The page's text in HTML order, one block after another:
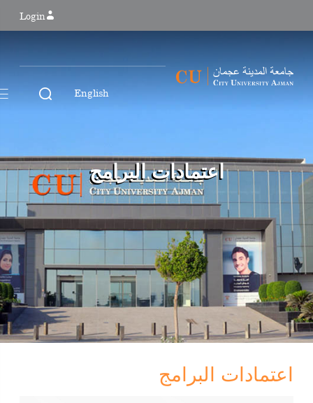
Login
English
اعتمادات البرامج
اعتمادات البرامج